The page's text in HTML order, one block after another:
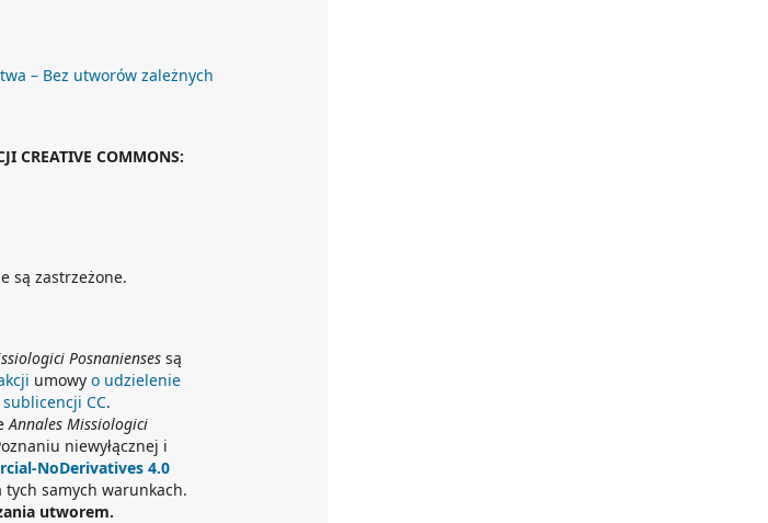
– Bez utworów zależnych
CREATIVE COMMONS:
są zastrzeżone.
Posnanienses są
umowy o udzielenie
CC.
Annales Missiologici
niewyłącznej i
NoDerivatives 4.0
samych warunkach.
utworem.